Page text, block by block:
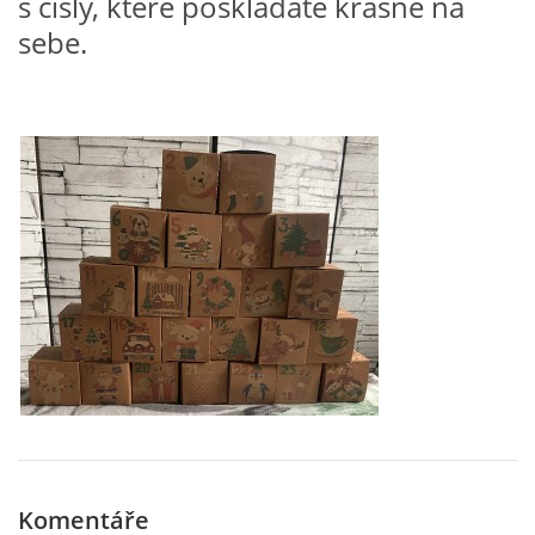
PÍSNĚ K TÉMATU PODZIM
POHYBOVÉ AKTIVITY NA TÉMA PODZIM
PÍSNĚ K TÉMATU ZIMA
BÁSNĚ K TÉMATU ZIMA
POHYBOVÉ AKTIVITY NA TÉMA ZIMA
sebe.
Komentáře